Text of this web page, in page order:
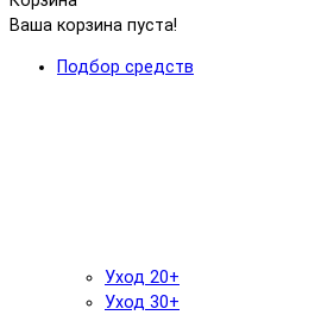
Ваша корзина пуста!
Подбор средств
Уход 20+
Уход 30+